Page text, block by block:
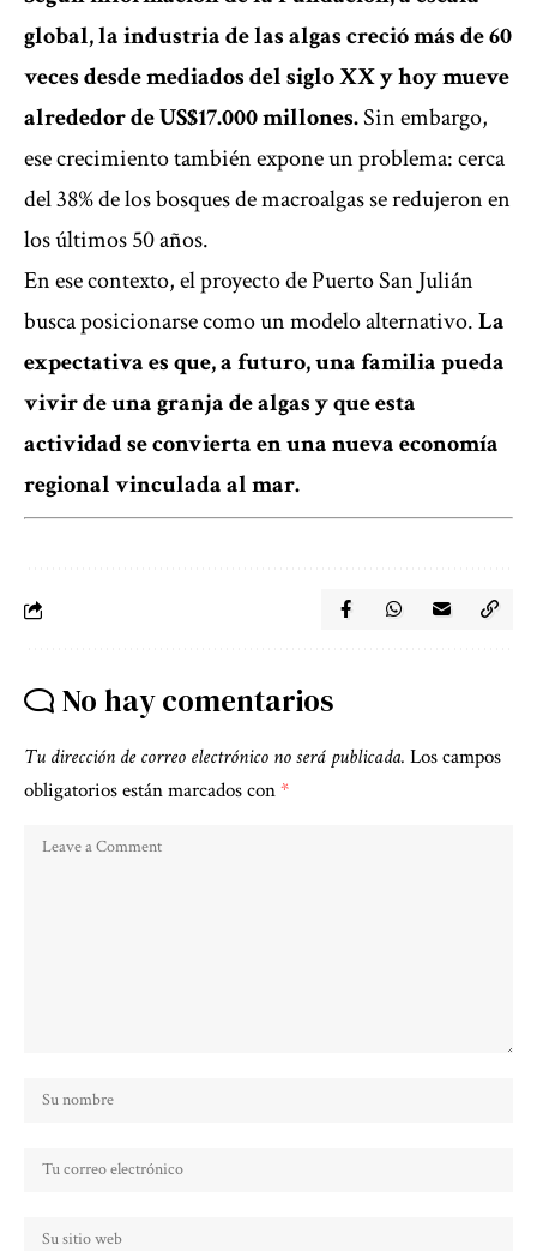
global, la industria de las algas creció más de 60
veces desde mediados del siglo XX y hoy mueve
alrededor de US$17.000 millones.Sin embargo,
ese crecimiento también expone un problema: cerca
del 38% de los bosques de macroalgas se redujeron en
los últimos 50 años.
En ese contexto, el proyecto de Puerto San Julián
busca posicionarse como un modelo alternativo.La
expectativa es que, a futuro, una familia pueda
vivir de una granja de algas y que esta
actividad se convierta en una nueva economía
regional vinculada al mar.
No hay comentarios
Tu dirección de correo electrónico no será publicada. Los campos
obligatorios están marcados con*